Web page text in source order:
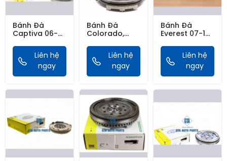
Bánh Đà
Captiva 06-
Liên hệ
ngay
Bánh Đà
Colorado,
Liên hệ
ngay
Bánh Đà
Everest 07-14,
BT50 06-15,
Liên hệ
ngay